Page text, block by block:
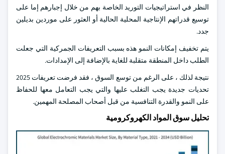
النظر في استراتيجيات التوريد الخاصة بهم من خلال إجبارهم إما على
توسيع قدراتهم الإنتاجية المحلية الحالية أو العثور على موردين بديلين
جدد.
يتم تخفيف إمكانات النمو هذه بسبب التعريفات الجمركية التي جعلت
الطلب داخل المنطقة متقلبة للغاية بالإضافة إلى الإمدادات.
نتيجة لذلك ، على الرغم من توسع السوق ، فقد فرضت تعريفات 2025
تحديات جديدة يجب التغلب عليها والتي يجب التعامل معها للحفاظ
على النمو والقدرة التنافسية من قبل أصحاب المصلحة المهمين.
تحليل سوق المواد الكهروكرومية